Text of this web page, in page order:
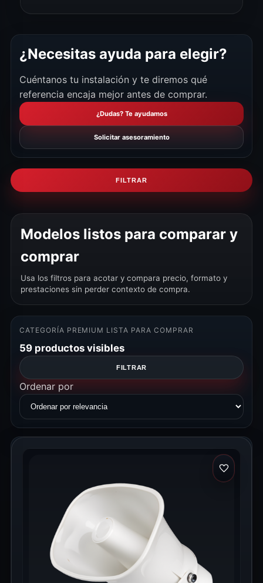
¿Necesitas ayuda para elegir?
Cuéntanos tu instalación y te diremos qué
referencia encaja mejor antes de comprar.
¿Dudas? Te ayudamos
Solicitar asesoramiento
FILTRAR
Modelos listos para comparar y
comprar
Usa los filtros para acotar y compara precio, formato y
prestaciones sin perder contexto de compra.
CATEGORÍA PREMIUM LISTA PARA COMPRAR
59 productos visibles
FILTRAR
Ordenar por